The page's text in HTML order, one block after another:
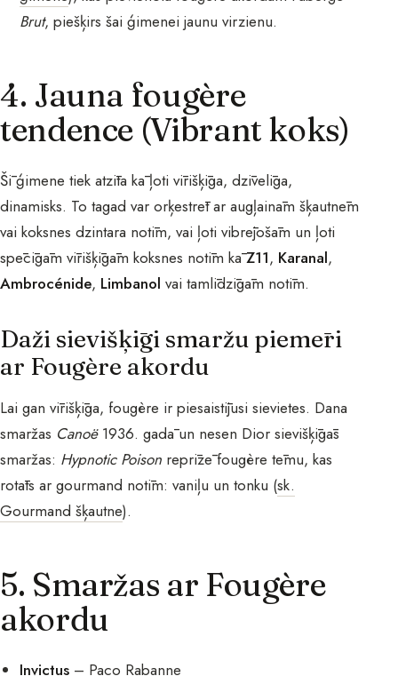
Brut, piešķirs šai ģimenei jaunu virzienu.
4. Jauna fougère
tendence (Vibrant koks)
Šī ģimene tiek atzīta kā ļoti vīrišķīga, dzīvelīga,
dinamisks. To tagad var orķestrēt ar augļainām šķautnēm
vai koksnes dzintara notīm, vai ļoti vibrējošām un ļoti
spēcīgām vīrišķīgām koksnes notīm kāZ11, Karanal,
Ambrocénide, Limbanol vai tamlīdzīgām notīm.
Daži sievišķīgi smaržu piemēri
ar Fougère akordu
Lai gan vīrišķīga, fougère ir piesaistījusi sievietes. Dana
smaržas Canoë1936. gadā un nesen Dior sievišķīgās
smaržas: Hypnotic Poison reprīzē fougère tēmu, kas
rotāts ar gourmand notīm: vaniļu un tonku (sk.
Gourmand šķautne).
5. Smaržas ar Fougère
akordu
Invictus – Paco Rabanne